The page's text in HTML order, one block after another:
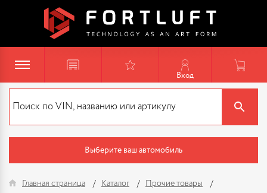
Вход
Выберите ваш автомобиль
Главная страница Каталог
Прочие товары